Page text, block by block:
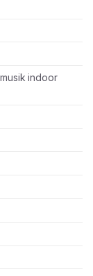
indoor